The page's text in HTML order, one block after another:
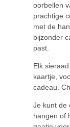
oorbellen
prachtige
met de
bijzonder
past.
Elk
kaartje,
cadeau.
Je kunt de
hangen of